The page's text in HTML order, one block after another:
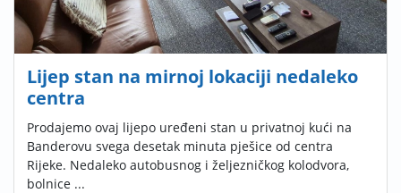
Lijep stan na mirnoj lokaciji nedaleko
centra
Prodajemo ovaj lijepo uređeni stan u privatnoj kući na
Banderovu svega desetak minuta pješice od centra
Rijeke. Nedaleko autobusnog i željezničkog kolodvora,
bolnice ...